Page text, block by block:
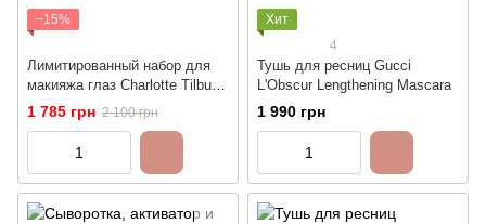
−15%
Лимитированный набор для
макияжа глаз Charlotte Tilbury
Pillow Talk Push Up and Define
Iconic Eye Kit | Туш и
1 785 грн 2 100 грн
Хит
4
Тушь для ресниц Gucci
L'Obscur Lengthening Mascara
1 990 грн